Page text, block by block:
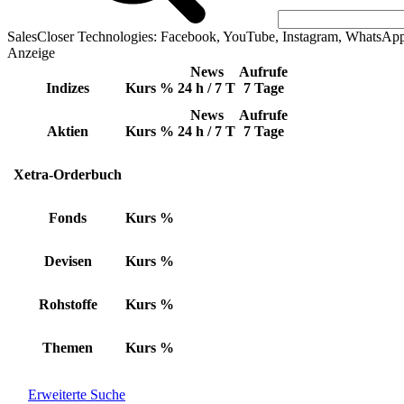
SalesCloser Technologies: Facebook, YouTube, Instagram,
Anzeige
Indizes Kurs %
News
24 h / 7 T
Aufrufe
7 Tage
Aktien Kurs %
News
24 h / 7 T
Aufrufe
7 Tage
Xetra-Orderbuch
Fonds Kurs %
Devisen Kurs %
Rohstoffe Kurs %
Themen Kurs %
Erweiterte Suche